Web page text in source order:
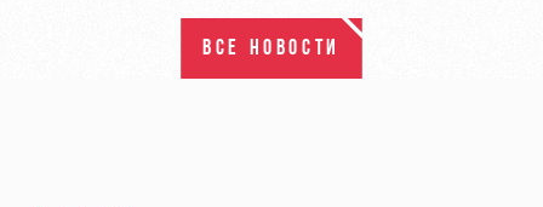
ВСЕ НОВОСТИ